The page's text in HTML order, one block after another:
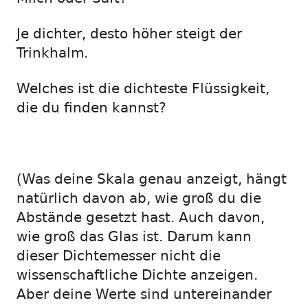
Je dichter, desto höher steigt der
Trinkhalm.
Welches ist die dichteste Flüssigkeit,
die du finden kannst?
(Was deine Skala genau anzeigt, hängt
natürlich davon ab, wie groß du die
Abstände gesetzt hast. Auch davon,
wie groß das Glas ist. Darum kann
dieser Dichtemesser nicht die
wissenschaftliche Dichte anzeigen.
Aber deine Werte sind untereinander